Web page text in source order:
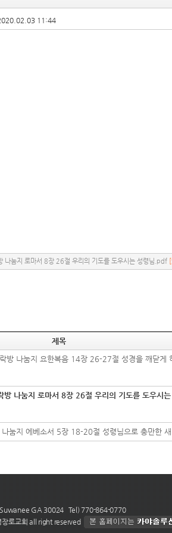
11:44
나눔지 로마서 8장 26절 우리의 기도를 도우시는 성령님.pdf
제목
방 나눔지 요한복음 14장 26-27절 성경을 깨닫게
나눔지 로마서 8장 26절 우리의 기도를 도우시는
눔지 에베소서 5장 18-20절 성령님으로 충만한 새
GA 30024 Tel) 770-864-0770
로교회 all right reserved